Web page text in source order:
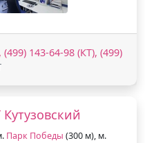
143-64-98 (КТ), (499)
Парк Победы (300 м), м.